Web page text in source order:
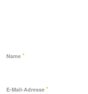
Name *
E-Mail-Adresse *